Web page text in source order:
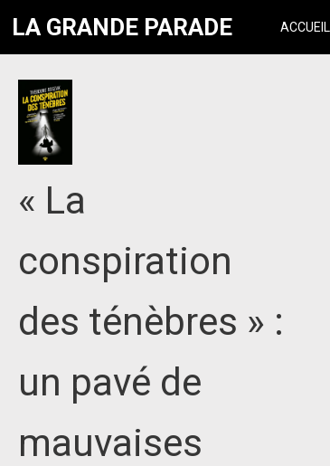
LA GRANDE PARADE ACCUEIL
« La
conspiration
des ténèbres » :
un pavé de
mauvaises